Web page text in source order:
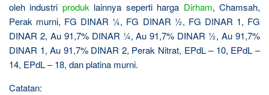
oleh industri produklainnya seperti harga Dirham, Chamsah,
Perak murni, FG DINAR ¼, FG DINAR ½, FG DINAR 1, FG
DINAR 2, Au 91,7% DINAR ¼, Au 91,7% DINAR ½, Au 91,7%
DINAR 1, Au 91,7% DINAR 2, Perak Nitrat, EPdL – 10, EPdL –
14, EPdL – 18, dan platina murni.
Catatan: